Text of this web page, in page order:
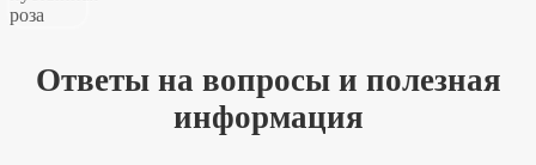
Ответы на вопросы и полезная
информация